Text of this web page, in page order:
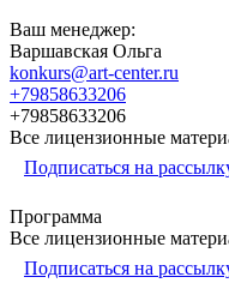
Ваш менеджер:
Варшавская Ольга
konkurs@art-center.ru
+79858633206
+79858633206
Все лицензионные
Подписаться на
Программа
Все лицензионные
Подписаться на